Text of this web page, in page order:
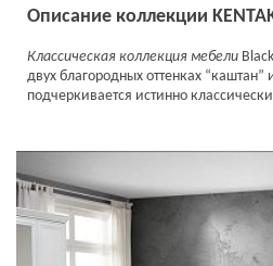
Описание коллекции
Классическая коллекция мебели
двух благородных оттенках
подчеркивается истинно
декоративные карнизы и ножки,
Благодаря элементам коллекции
гостиную комнату, спальню,